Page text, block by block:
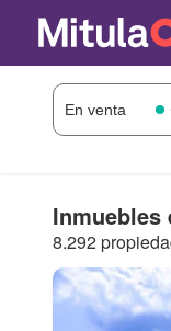
Inmuebles
8.292